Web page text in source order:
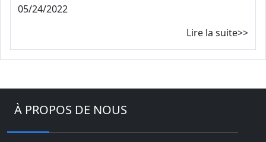
05/24/2022
Lire la suite>>
À PROPOS DE NOUS